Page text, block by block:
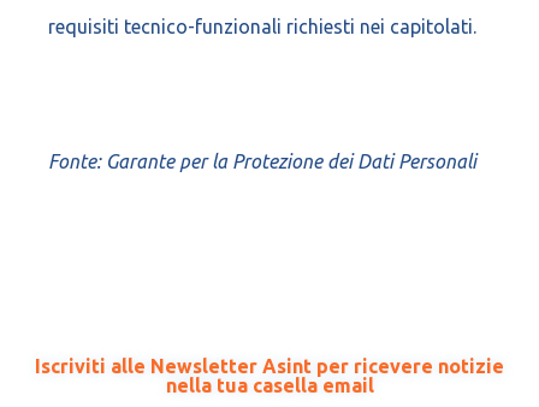
requisiti tecnico-funzionali richiesti nei capitolati.
Fonte: Garante per la Protezione dei Dati Personali
Iscriviti alle Newsletter Asint per ricevere notizie
nella tua casella email